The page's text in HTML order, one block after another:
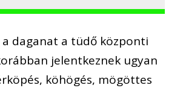
daganat a tüdő központi
jelentkeznek ugyan
köhögés, mögöttes